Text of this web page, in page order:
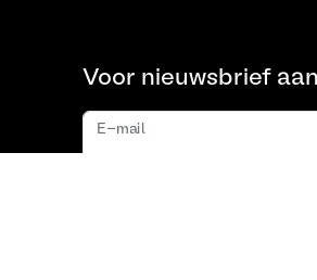
Voor nieuwsbrief
E-mail